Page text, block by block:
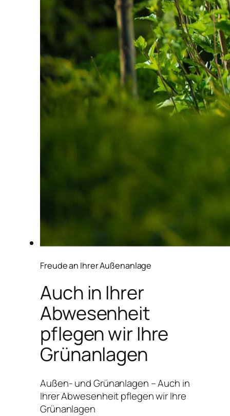
Freude an Ihrer Außenanlage
Auch in Ihrer
Abwesenheit
pflegen wir Ihre
Grünanlagen
Außen- und Grünanlagen – Auch in
Ihrer Abwesenheit pflegen wir Ihre
Grünanlagen